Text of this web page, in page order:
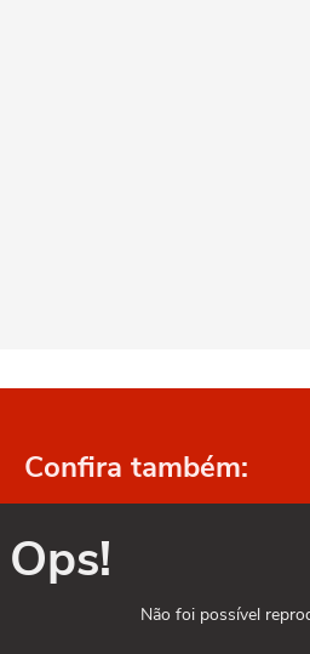
Confira também:
Ops!
Não foi possível